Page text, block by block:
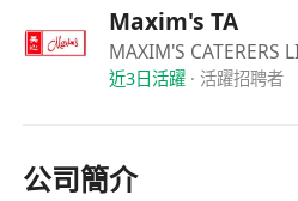
可由大埔墟港鐵站轉乘75K
申請者請帶備以下文件面試
1. 香港身份證 2. 簽證書（
/********** 查詢
Maxim's TA
MAXIM'S CATERERS
近3日活躍· 活躍招聘者
公司簡介